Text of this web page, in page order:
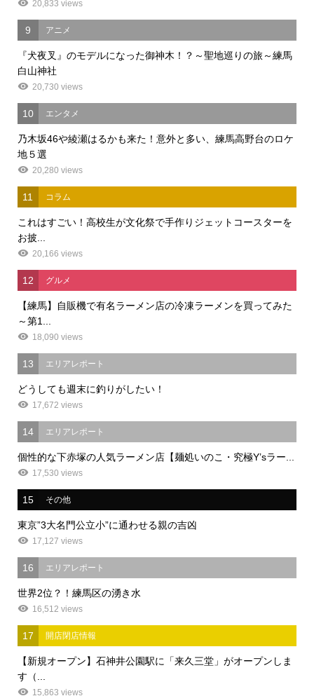
20,833 views
9 アニメ
『犬夜叉』のモデルになった御神木！？～聖地巡りの旅～練馬
白山神社
20,730 views
10 エンタメ
乃木坂46や綾瀬はるかも来た！意外と多い、練馬高野台のロケ
地５選
20,280 views
11 コラム
これはすごい！高校生が文化祭で手作りジェットコースターを
お披...
20,166 views
12 グルメ
【練馬】自販機で有名ラーメン店の冷凍ラーメンを買ってみた
～第1...
18,090 views
13 エリアレポート
どうしても週末に釣りがしたい！
17,672 views
14 エリアレポート
個性的な下赤塚の人気ラーメン店【麺処いのこ・究極Y’sラー...
17,530 views
15 その他
東京”3大名門公立小”に通わせる親の吉凶
17,127 views
16 エリアレポート
世界2位？！練馬区の湧き水
16,512 views
17 開店閉店情報
【新規オープン】石神井公園駅に「来久三堂」がオープンしま
す（...
15,863 views